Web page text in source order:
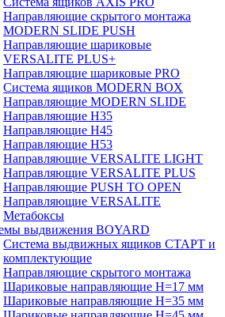
Направляющие скрытого монтажа
MODERN SLIDE PUSH
Направляющие шариковые
VERSALITE PLUS+
Направляющие шариковые PRO
Система ящиков MODERN BOX
Направляющие MODERN SLIDE
Направляющие H35
Направляющие H45
Направляющие H53
Направляющие VERSALITE LIGHT
Направляющие VERSALITE PLUS
Направляющие PUSH TO OPEN
Направляющие VERSALITE
Метабоксы
выдвижения BOYARD
Система выдвижных ящиков СТАРТ и
комплектующие
Направляющие скрытого монтажа
Шариковые направляющие H=17 мм
Шариковые направляющие H=35 мм